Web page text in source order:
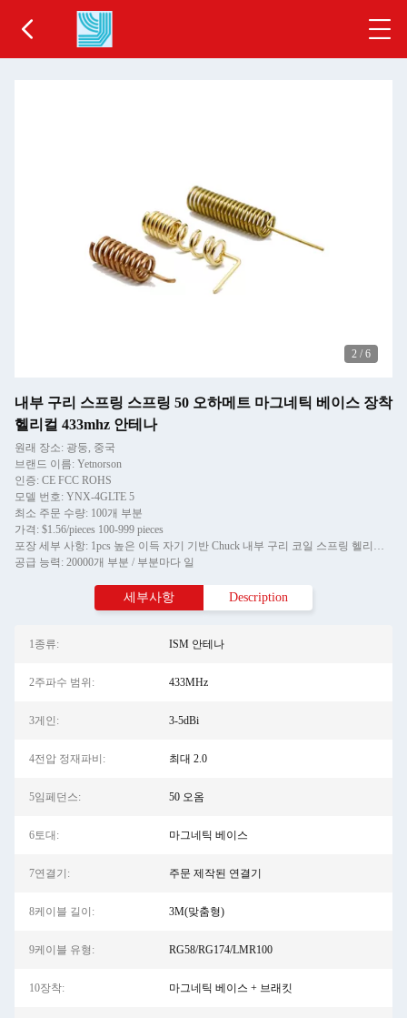
2 / 6
내부 구리 스프링 스프링 50 오하메트 마그네틱 베이스 장착
헬리컬 433mhz 안테나
원래 장소: 광둥, 중국
브랜드 이름: Yetnorson
인증: CE FCC ROHS
모델 번호: YNX-4GLTE 5
최소 주문 수량: 100개 부분
가격: $1.56/pieces 100-999 pieces
포장 세부 사항: 1pcs 높은 이득 자기 기반 Chuck 내부 구리 코일 스프링 헬리컬 433mhz 안테나 / PE 가방
공급 능력: 20000개 부분 / 부분마다 일
세부사항 Description
1종류: ISM 안테나
2주파수 범위: 433MHz
3게인: 3-5dBi
4전압 정재파비: 최대 2.0
5임페던스: 50 오옴
6토대: 마그네틱 베이스
7연결기: 주문 제작된 연결기
8케이블 길이: 3M(맞춤형)
9케이블 유형: RG58/RG174/LMR100
10장착: 마그네틱 베이스 + 브래킷